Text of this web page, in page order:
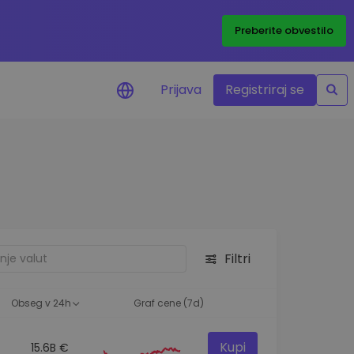
Preberite obvestilo
Prijava Registriraj se
Filtri
Obseg v 24h Graf cene (7d)
15.6B € Kupi